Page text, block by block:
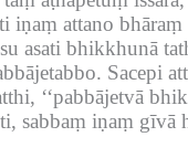
iṇaṃ attano
asati bhikkhunā
Sacepi
‘‘pabbājetvā
sabbaṃ iṇaṃ gīvā